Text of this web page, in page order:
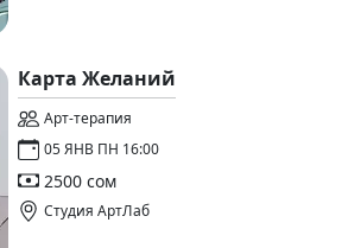
Карта Желаний
Арт-терапия
05 ЯНВ ПН 16:00
2500 сом
Студия АртЛаб